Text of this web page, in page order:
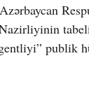
publik